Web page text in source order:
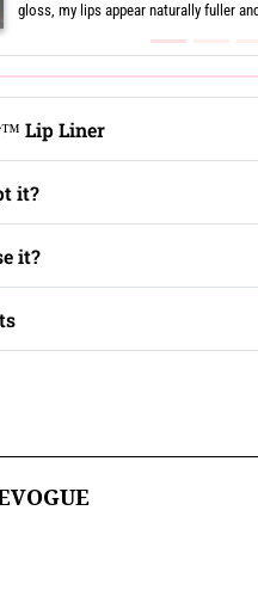
not transfer onto my glass or my